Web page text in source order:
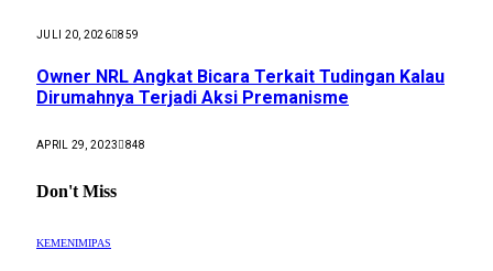
JULI 20, 2026 859
Owner NRL Angkat Bicara Terkait Tudingan Kalau
Dirumahnya Terjadi Aksi Premanisme
APRIL 29, 2023 848
Don't Miss
KEMENIMIPAS